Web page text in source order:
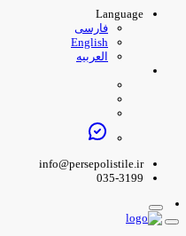
Language
فارسی
English
العربیه
info@persepolistile.ir
035-3199